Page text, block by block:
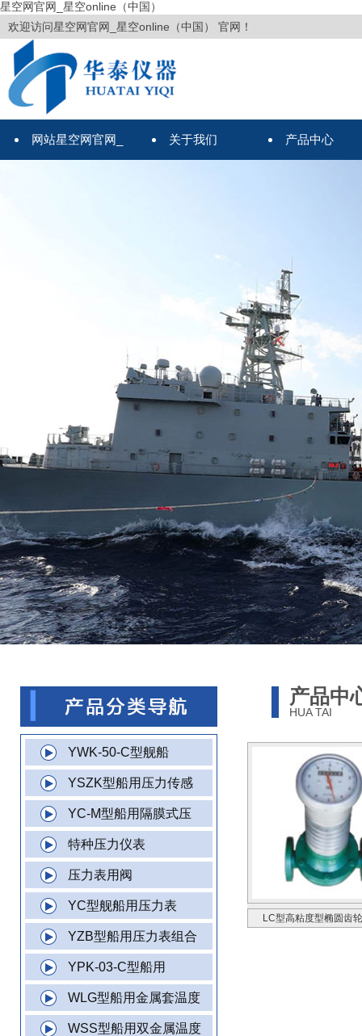
星空网官网_星空online（中国）
欢迎访问星空网官网_星空online（中国） 官网！
网站星空网官网_ 关于我们 产品中心
YWK-50-C型舰船
YSZK型船用压力传感
YC-M型船用隔膜式压
特种压力仪表
压力表用阀
YC型舰船用压力表
YZB型船用压力表组合
YPK-03-C型船用
WLG型船用金属套温度
WSS型船用双金属温度
产品中
HUA TAI
LC型高粘度型椭圆齿